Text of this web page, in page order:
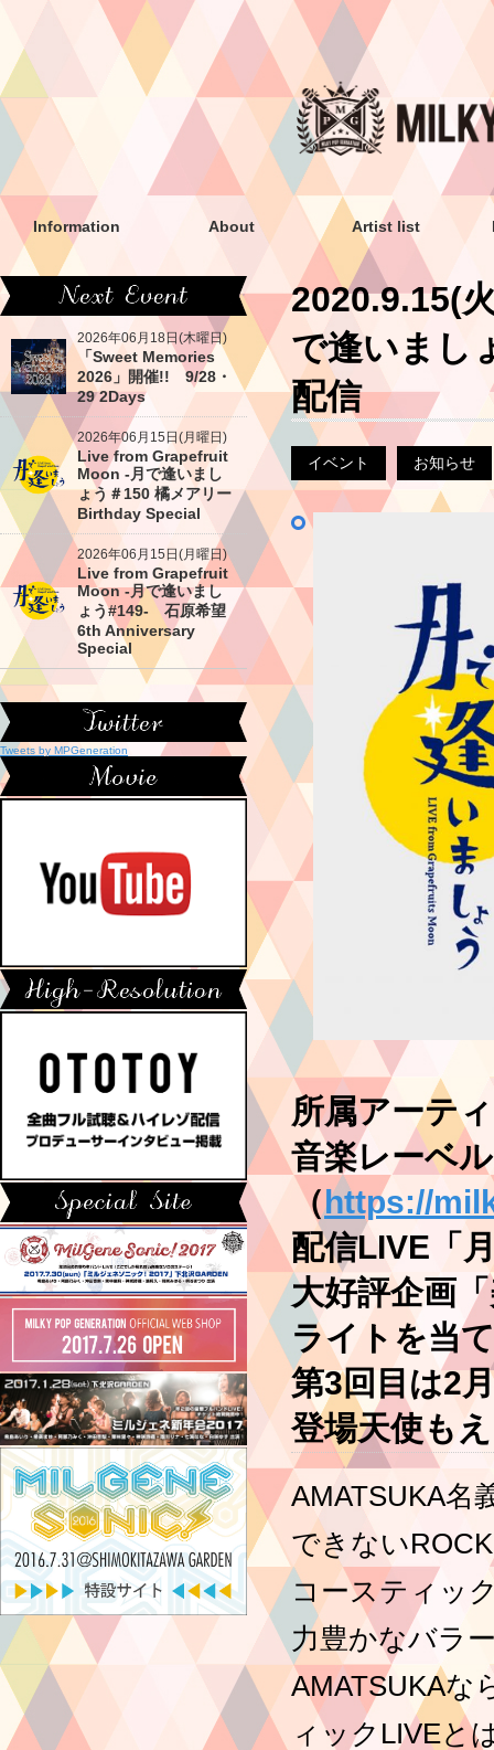
Information About Artist list
2020.9.15(
で逢いまし
配信
イベント お知らせ
所属アーテ
音楽レーベ
（https://
配信LIVE「
大好評企画
ライトを当
第3回目は2
登場天使も
AMATSUKA名
できない
コースティッ
力豊かなバラ
AMATSUKAな
ィックLIVEと
2026年06月18日(木曜日)
「Sweet Memories
2026」開催!! 9/28・
29 2Days
2026年06月15日(月曜日)
Live from Grapefruit
Moon -月で逢いまし
ょう＃150 橘メアリー
Birthday Special
2026年06月15日(月曜日)
Live from Grapefruit
Moon -月で逢いまし
ょう#149- 石原希望
6th Anniversary
Special
Tweets by MPGeneration